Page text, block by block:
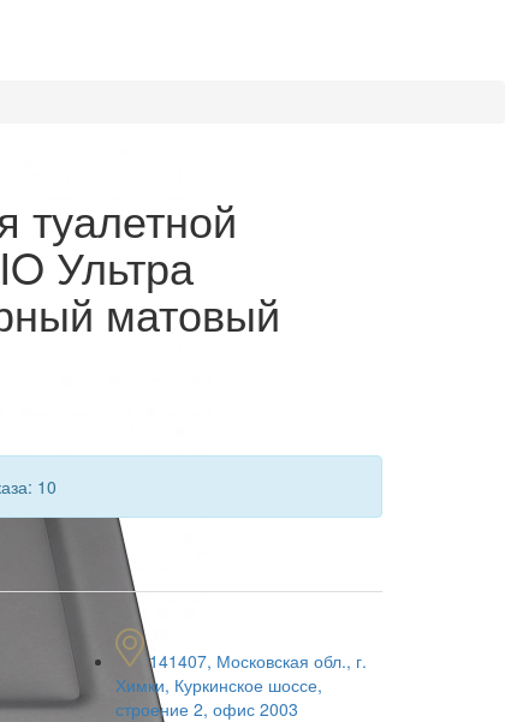
туалетной
Ультра
матовый
10
141407, Московская обл., г.
Химки, Куркинское шоссе,
строение 2, офис 2003